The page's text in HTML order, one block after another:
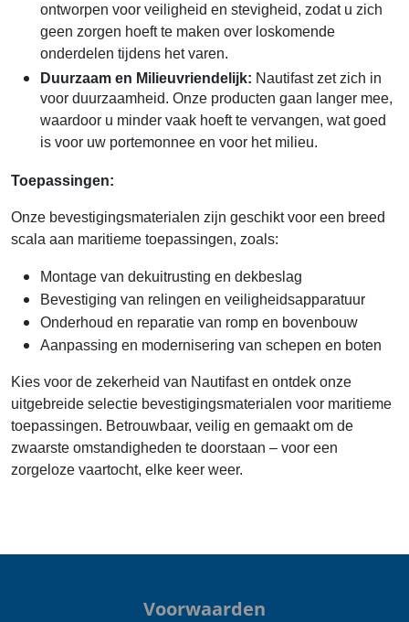
ontworpen voor veiligheid en stevigheid, zodat u zich
geen zorgen hoeft te maken over loskomende
onderdelen tijdens het varen.
Duurzaam en Milieuvriendelijk: Nautifast zet zich in
voor duurzaamheid. Onze producten gaan langer mee,
waardoor u minder vaak hoeft te vervangen, wat goed
is voor uw portemonnee en voor het milieu.
Toepassingen:
Onze bevestigingsmaterialen zijn geschikt voor een breed
scala aan maritieme toepassingen, zoals:
Montage van dekuitrusting en dekbeslag
Bevestiging van relingen en veiligheidsapparatuur
Onderhoud en reparatie van romp en bovenbouw
Aanpassing en modernisering van schepen en boten
Kies voor de zekerheid van Nautifast en ontdek onze
uitgebreide selectie bevestigingsmaterialen voor maritieme
toepassingen. Betrouwbaar, veilig en gemaakt om de
zwaarste omstandigheden te doorstaan – voor een
zorgeloze vaartocht, elke keer weer.
Voorwaarden